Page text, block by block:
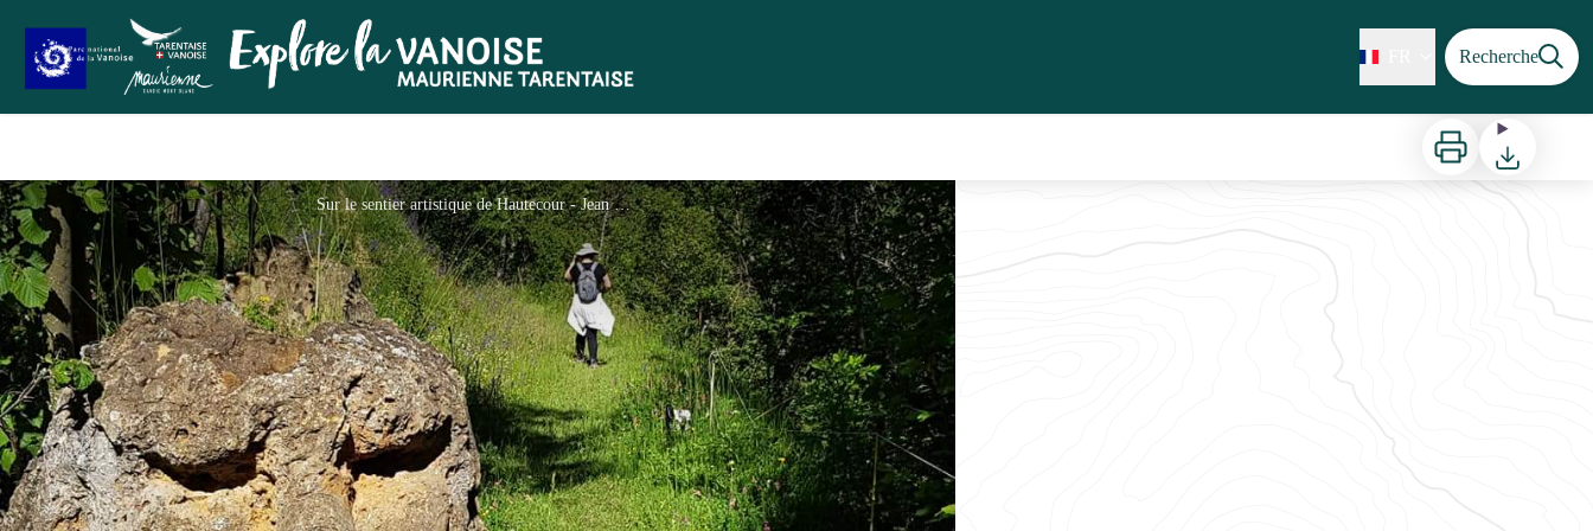
Recherche
Imprimer Télécharger
Sur le sentier artistique de Hautecour - Jean Bert